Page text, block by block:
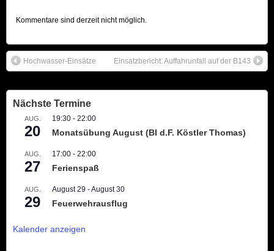
Kommentare sind derzeit nicht möglich.
Hochwasser-Einsätze Einsatzbericht: Auffahrunfall auf der B143
Nächste Termine
AUG.
20
19:30 - 22:00
Monatsübung August (BI d.F. Köstler Thomas)
AUG.
27
17:00 - 22:00
Ferienspaß
AUG.
29
August 29 -August 30
Feuerwehrausflug
Kalender anzeigen